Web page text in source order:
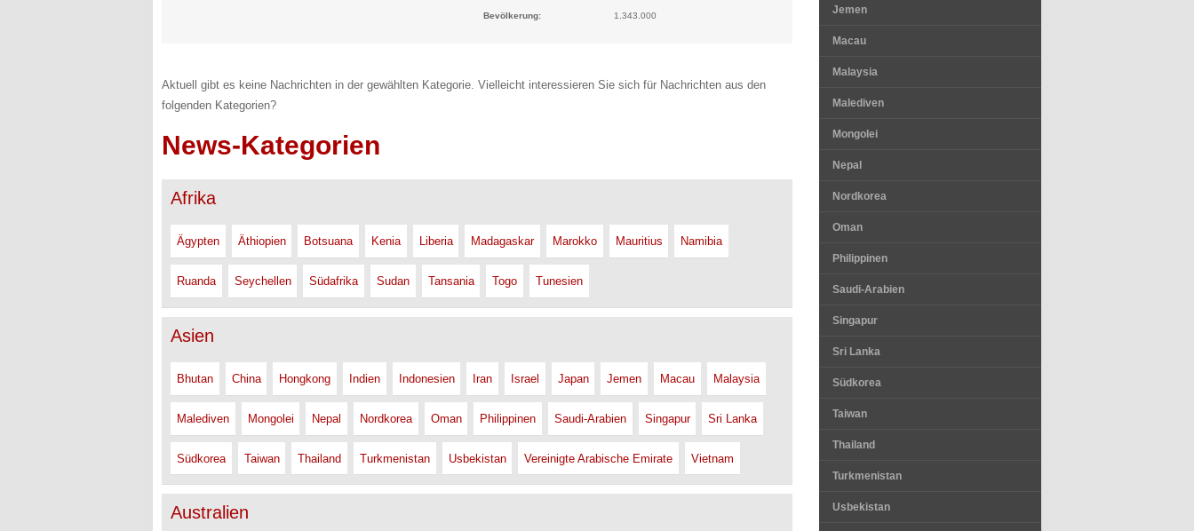
Bevölkerung: 1.343.000
Aktuell gibt es keine Nachrichten in der gewählten Kategorie. Vielleicht interessieren Sie sich für Nachrichten aus den
folgenden Kategorien?
News-Kategorien
Afrika
Ägypten Äthiopien Botsuana Kenia Liberia Madagaskar Marokko Mauritius Namibia
Ruanda Seychellen Südafrika Sudan Tansania Togo Tunesien
Asien
Bhutan China Hongkong Indien Indonesien Iran Israel Japan Jemen Macau Malaysia
Malediven Mongolei Nepal Nordkorea Oman Philippinen Saudi-Arabien Singapur Sri Lanka
Südkorea Taiwan Thailand Turkmenistan Usbekistan Vereinigte Arabische Emirate Vietnam
Australien
Jemen
Macau
Malaysia
Malediven
Mongolei
Nepal
Nordkorea
Oman
Philippinen
Saudi-Arabien
Singapur
Sri Lanka
Südkorea
Taiwan
Thailand
Turkmenistan
Usbekistan